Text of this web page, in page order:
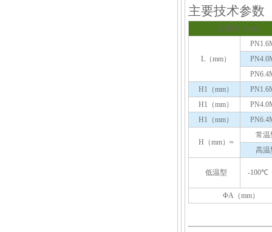
主要技术参数
公通径（mm）
L（mm）
H1（mm）
H1（mm）
H1（mm）
H（mm）≈
常温
高温
低温型 -100℃
ΦA（mm）